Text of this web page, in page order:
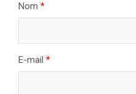
Nom *
E-mail *